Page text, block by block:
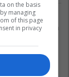
ku talenti
e duhura
on the basis
managing
of this page
in privacy